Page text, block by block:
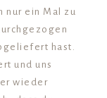
nur ein Mal zu
hast.
und uns
wieder